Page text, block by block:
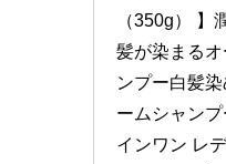
（350g） 】
髪が染まる
ンプー白髪
ームシャン
インワン レ